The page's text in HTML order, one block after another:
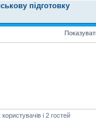
підготовку
і 2 гостей